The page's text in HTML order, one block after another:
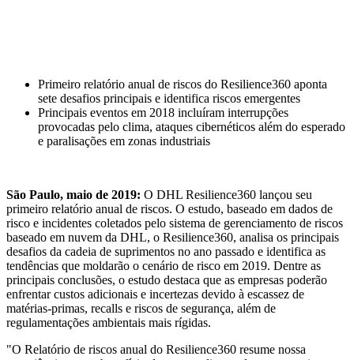
Primeiro relatório anual de riscos do Resilience360 aponta
sete desafios principais e identifica riscos emergentes
Principais eventos em 2018 incluíram interrupções
provocadas pelo clima, ataques cibernéticos além do esperado
e paralisações em zonas industriais
São Paulo, maio de 2019: O DHL Resilience360 lançou seu
primeiro relatório anual de riscos. O estudo, baseado em dados de
risco e incidentes coletados pelo sistema de gerenciamento de riscos
baseado em nuvem da DHL, o Resilience360, analisa os principais
desafios da cadeia de suprimentos no ano passado e identifica as
tendências que moldarão o cenário de risco em 2019. Dentre as
principais conclusões, o estudo destaca que as empresas poderão
enfrentar custos adicionais e incertezas devido à escassez de
matérias-primas, recalls e riscos de segurança, além de
regulamentações ambientais mais rígidas.
"O Relatório de riscos anual do Resilience360 resume nossa